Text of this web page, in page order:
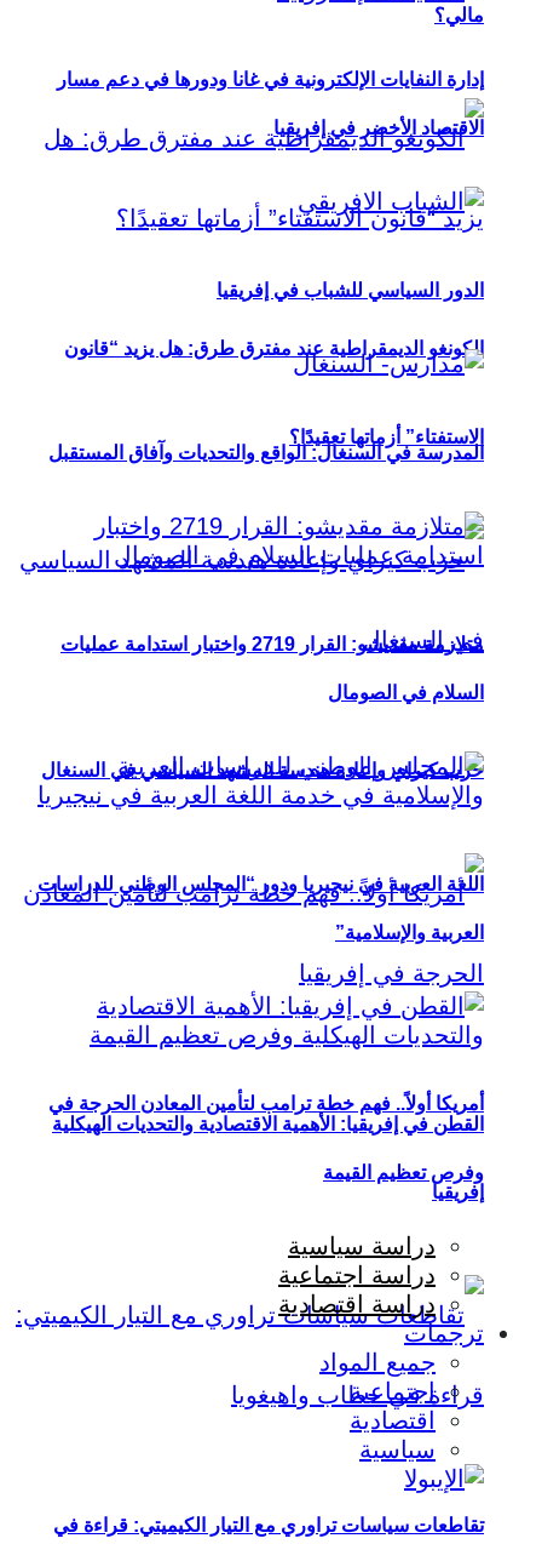
مالي؟
الكونغو الديمقراطية عند مفترق طرق: هل يزيد “قانون
الاستفتاء” أزماتها تعقيدًا؟
حزب كيراي وإعادة هندسة المشهد السياسي في السنغال
أمريكا أولاً.. فهم خطة ترامب لتأمين المعادن الحرجة في
إفريقيا
تقاطعات سياسات تراوري مع التيار الكيميتي: قراءة في
إدارة النفايات الإلكترونية في غانا ودورها في دعم مسار
الاقتصاد الأخضر في إفريقيا
الدور السياسي للشباب في إفريقيا
المدرسة في السنغال: الواقع والتحديات وآفاق المستقبل
متلازمة مقديشو: القرار 2719 واختبار استدامة عمليات
السلام في الصومال
اللغة العربية في نيجيريا ودور “المجلس الوطني للدراسات
العربية والإسلامية”
القطن في إفريقيا: الأهمية الاقتصادية والتحديات الهيكلية
وفرص تعظيم القيمة
دراسة سياسية
دراسة اجتماعية
دراسة اقتصادية
ترجمات
جميع المواد
اجتماعية
اقتصادية
سياسية